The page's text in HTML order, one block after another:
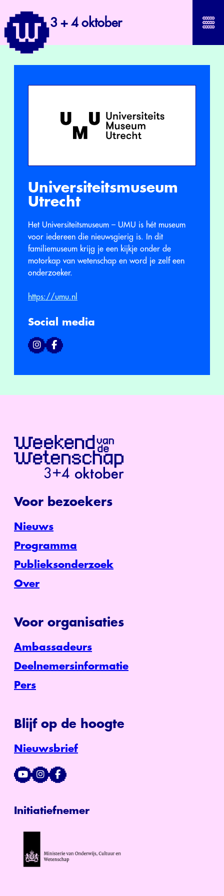
3 + 4 oktober
Universiteitsmuseum
Utrecht
Het Universiteitsmuseum – UMU is hét museum
voor iedereen die nieuwsgierig is. In dit
familiemuseum krijg je een kijkje onder de
motorkap van wetenschap en word je zelf een
onderzoeker.
https://umu.nl
Social media
Voor bezoekers
Nieuws
Programma
Publieksonderzoek
Over
Voor organisaties
Ambassadeurs
Deelnemersinformatie
Pers
Blijf op de hoogte
Nieuwsbrief
Initiatiefnemer